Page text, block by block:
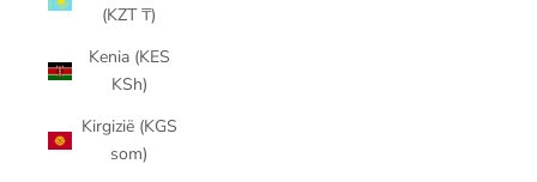
(KZT ₸)
Kenia (KES
KSh)
Kirgizië (KGS
som)